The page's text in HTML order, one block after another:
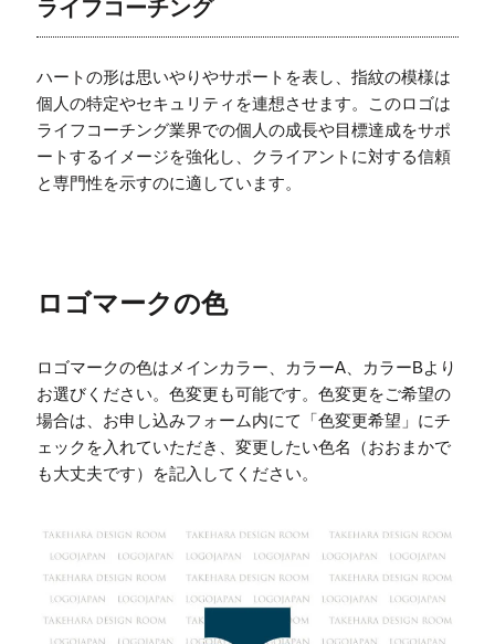
ライフコーチング
ハートの形は思いやりやサポートを表し、指紋の模様は
個人の特定やセキュリティを連想させます。このロゴは
ライフコーチング業界での個人の成長や目標達成をサポ
ートするイメージを強化し、クライアントに対する信頼
と専門性を示すのに適しています。
ロゴマークの色
ロゴマークの色はメインカラー、カラーA、カラーBより
お選びください。色変更も可能です。色変更をご希望の
場合は、お申し込みフォーム内にて「色変更希望」にチ
ェックを入れていただき、変更したい色名（おおまかで
も大丈夫です）を記入してください。